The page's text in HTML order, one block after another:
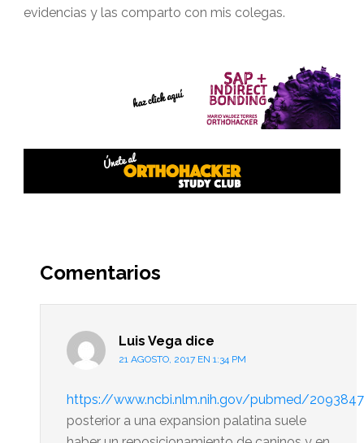
evidencias y las comparto con mis colegas.
del
lector
Comentarios
Luis Vega dice
21 AGOSTO, 2017 EN 1:34 PM
https://www.ncbi.nlm.nih.gov/pubmed/
posterior a una expansion palatina suele